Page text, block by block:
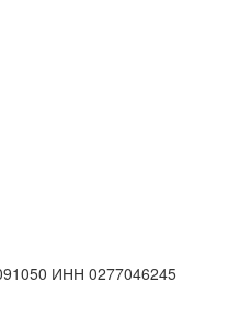
ИНН 0277046245